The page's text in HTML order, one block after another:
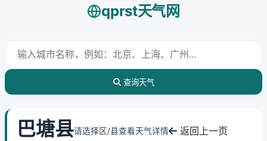
qprst天气网
查询天气
巴塘县请选择区/县查看天气详情 返回上一页